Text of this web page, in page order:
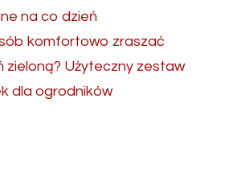
na co dzień
komfortowo zraszać
zieloną? Użyteczny zestaw
dla ogrodników